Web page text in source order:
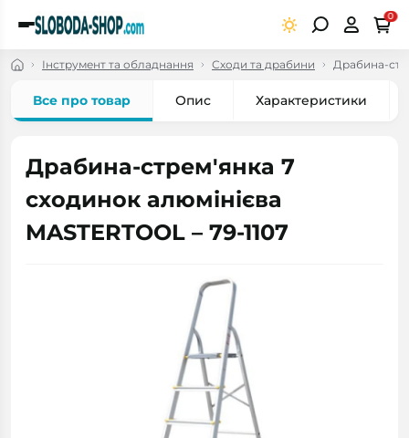
0
Інструмент та обладнання Сходи та драбини Драбина-
Все про товар Опис Характеристики
Драбина-стрем'янка 7
сходинок алюмінієва
MASTERTOOL – 79-1107